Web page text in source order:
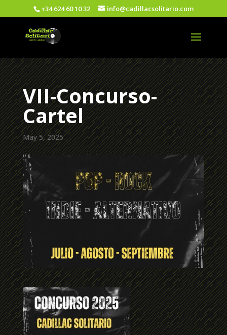
+34 624 60 10 32 info@cadillacsolitario.com
VII-Concurso-
Cartel
May 5, 2025